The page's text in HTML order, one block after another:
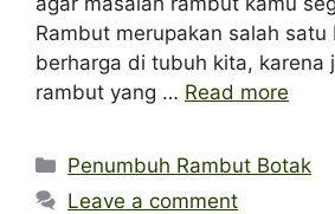
Rambut merupakan salah satu
berharga di tubuh kita, karena
rambut yang … Read more
Categories
Penumbuh Rambut Botak
Leave a comment